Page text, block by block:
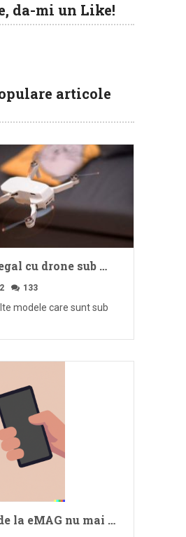
da-mi un Like!
articole
cu drone sub …
133
modele care sunt sub
la eMAG nu mai …